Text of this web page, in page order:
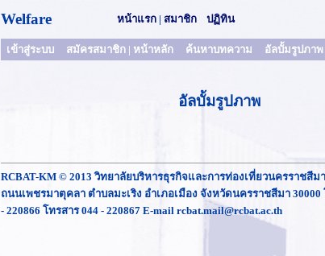
Welfare หน้าแรก | สมาชิก ปฏิทิน
เข้าสู่ระบบ สมัครสมาชิก | หน้าหลัก ค้นหาบทความ อัลบั้มรูปภาพ
อัลบั้มรูปภาพ
RCBAT-KM © 2013 วิทยาลัยบริหารธุรกิจและการท่องเที่ยวนครราชสีม
ถนนเพชรมาตุคลา ตำบลมะเริง อำเภอเมือง จังหวัดนครราชสีมา 30000
- 220866 โทรสาร 044 - 220867 E-mail rcbat.mail@rcbat.ac.th